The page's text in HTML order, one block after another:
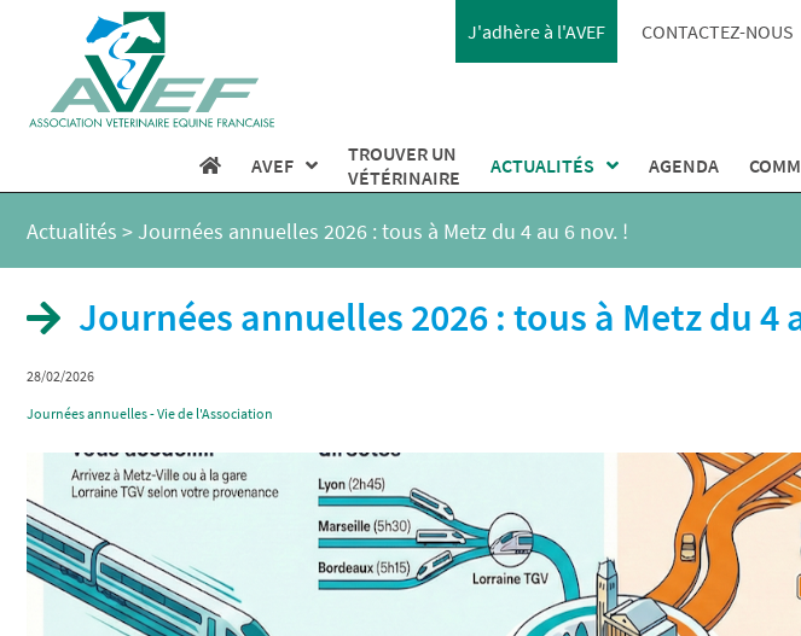
J'adhère à l'AVEF CONTACTEZ-NOUS
AVEF
TROUVER UN
VÉTÉRINAIRE
ACTUALITÉS AGENDA
Actualités >Journées annuelles 2026 : tous à Metz du 4 au 6 nov. !
Journées annuelles 2026 : tous à Metz du 4
28/02/2026
Journées annuelles - Vie de l'Association